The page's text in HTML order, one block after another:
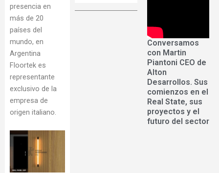
presencia en
más de 20
países del
mundo, en
Argentina
Floortek es
representante
exclusivo de la
empresa de
origen italiano.
Conversamos
con Martin
Piantoni CEO de
Alton
Desarrollos. Sus
comienzos en el
Real State, sus
proyectos y el
futuro del sector